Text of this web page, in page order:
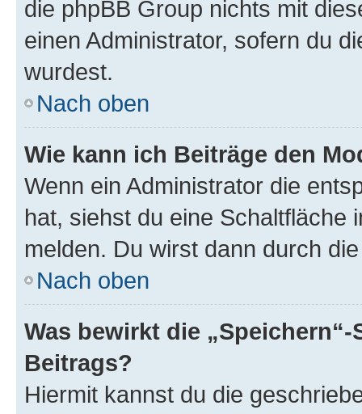
die phpBB Group nichts mit
einen Administrator, sofern du
wurdest.
Nach oben
Wie kann ich Beiträge den
Wenn ein Administrator die
hat, siehst du eine Schaltfläche
melden. Du wirst dann durch
Nach oben
Was bewirkt die
Beitrags?
Hiermit kannst du die